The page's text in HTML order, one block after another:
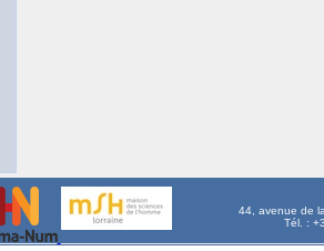
44, avenue de
Tél. :